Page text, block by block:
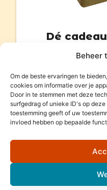
Beheer
Om de beste ervaringen te
cookies om informatie over je
Door in te stemmen met deze
surfgedrag of unieke ID's op
toestemming geeft of uw
invloed hebben op bepaalde
Dé
Geef
Bekijk het